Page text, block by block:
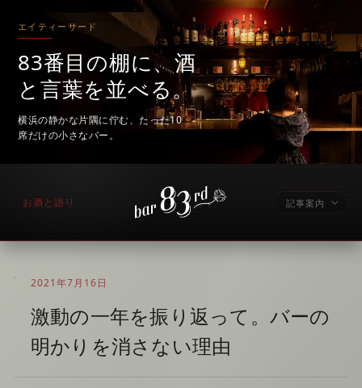
エイティーサード
83番目の棚に、酒
と言葉を並べる。
横浜の静かな片隅に佇む、たった10
席だけの小さなバー。
2021年7月16日
激動の一年を振り返って。バーの
明かりを消さない理由
お酒と語り 記事案内